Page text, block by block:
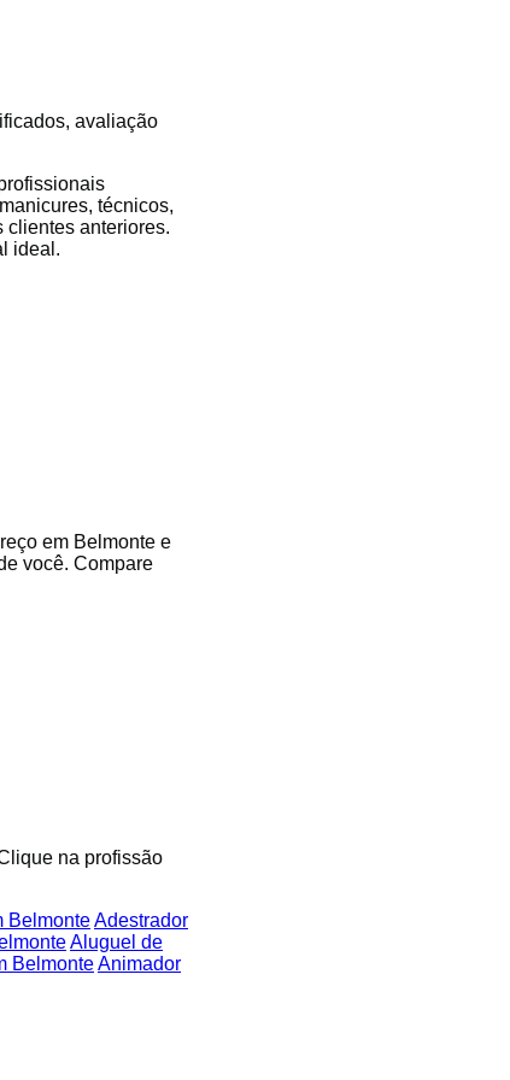
avaliação
técnicos,
clientes anteriores.
ideal.
em Belmonte e
você. Compare
na profissão
BelmonteAdestrador
Aluguel de
BelmonteAnimador